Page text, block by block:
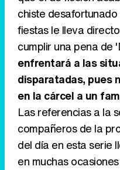
chiste
fiestas le lleva
cumplir una pena de
enfrentará a las
disparatadas, pues
en la cárcel a un
Las referencias a la
compañeros de la
del día en esta serie
en muchas